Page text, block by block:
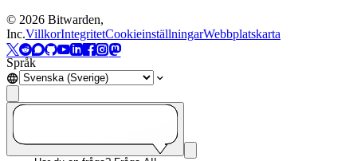
© 2026 Bitwarden,
Inc.VillkorIntegritetCookieinställningarWebbplatskarta
Språk